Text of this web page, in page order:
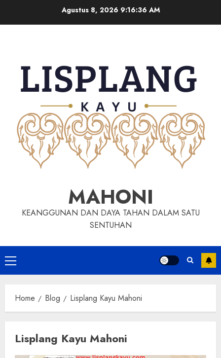
Agustus 8, 2026 9:16:36 AM
MAHONI
KEANGGUNAN DAN DAYA TAHAN DALAM SATU
SENTUHAN
Home Blog Lisplang Kayu Mahoni
Lisplang Kayu Mahoni